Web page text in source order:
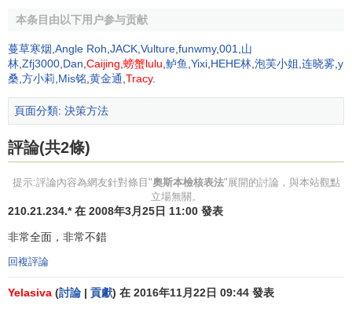
能增加一些東西？能否添加部件，拉長時間，增加長度，提
高強度，延長使用壽命，提高價值，加快轉速？……
在自我發問的技巧中，研究“再多些”與“再少些”這類有關
聯的成分，能給想象提供大量的構思設想。使用加法和乘
法，便可能使人們擴大探索的領域。
“為什麼不用更大的包裝呢？”——橡膠工廠大量使用的粘
通常裝在一加侖的馬口鐵桶中出售，使用後便扔掉。有
位工人建議粘合劑裝在五十加侖的容器內，容器可反覆使
用，節省了大量馬口鐵。
“能使之加固嗎？”——織襪廠通過加固襪頭和襪跟，使襪
的銷售量大增。
本条目由以下用户参与贡献
蔓草寒烟 Angle Roh JACK Vulture funwmy,001 山
林 Zfj3000 Dan Caijing 螃蟹lulu 鲈鱼 Yixi HEHE林 泡芙小姐 连晓雾 y
桑 方小莉 Mis铭 黄金通 Tracy.
頁面分類: 決策方法
評論(共2條)
提示:評論內容為網友針對條目"奧斯本檢核表法"展開的討論，與本站觀點
立場無關。
210.21.234.* 在 2008年3月25日 11:00 發表
非常全面，非常不錯
回複評論
Yelasiva (討論 | 貢獻) 在 2016年11月22日 09:44 發表